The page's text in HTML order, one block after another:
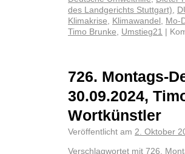
des Landgerichts Stuttgart),
Klimakrise, Klimawandel , Mo-
Timo Brunke, Umstieg21
726. Montags-
30.09.2024,
Wortkünstler
Veröffentlicht am 2. Oktober
Verschlagwortet mit 726.